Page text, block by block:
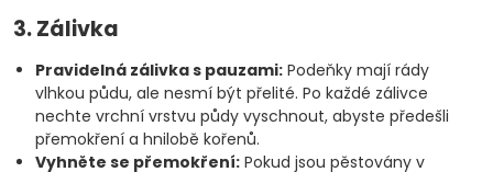
3. Zálivka
Pravidelná zálivka s pauzami: Podeňky mají rády
vlhkou půdu, ale nesmí být přelité. Po každé zálivce
nechte vrchní vrstvu půdy vyschnout, abyste předešli
přemokření a hnilobě kořenů.
Vyhněte se přemokření: Pokud jsou pěstovány v